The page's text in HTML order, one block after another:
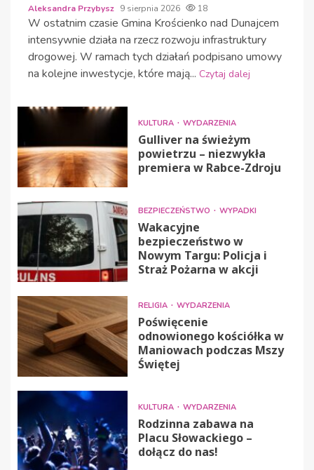
Aleksandra Przybysz 9 sierpnia 2026 18
W ostatnim czasie Gmina Krościenko nad Dunajcem
intensywnie działa na rzecz rozwoju infrastruktury
drogowej. W ramach tych działań podpisano umowy
na kolejne inwestycje, które mają... Czytaj dalej
KULTURA WYDARZENIA
Gulliver na świeżym
powietrzu – niezwykła
premiera w Rabce-Zdroju
BEZPIECZEŃSTWO WYPADKI
Wakacyjne
bezpieczeństwo w
Nowym Targu: Policja i
Straż Pożarna w akcji
RELIGIA WYDARZENIA
Poświęcenie
odnowionego kościółka w
Maniowach podczas Mszy
Świętej
KULTURA WYDARZENIA
Rodzinna zabawa na
Placu Słowackiego –
dołącz do nas!